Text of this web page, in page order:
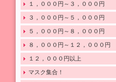
１，０００円～３，０００円
３，０００円～５，０００円
５，０００円～８，０００円
８，０００円～１２，０００円
１２，０００円以上
マスク集合！